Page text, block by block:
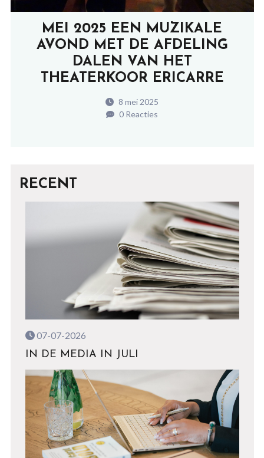
MEI 2025 EEN MUZIKALE
AVOND MET DE AFDELING
DALEN VAN HET
THEATERKOOR ERICARRE
8 mei 2025
0 Reacties
RECENT
07-07-2026
IN DE MEDIA IN JULI